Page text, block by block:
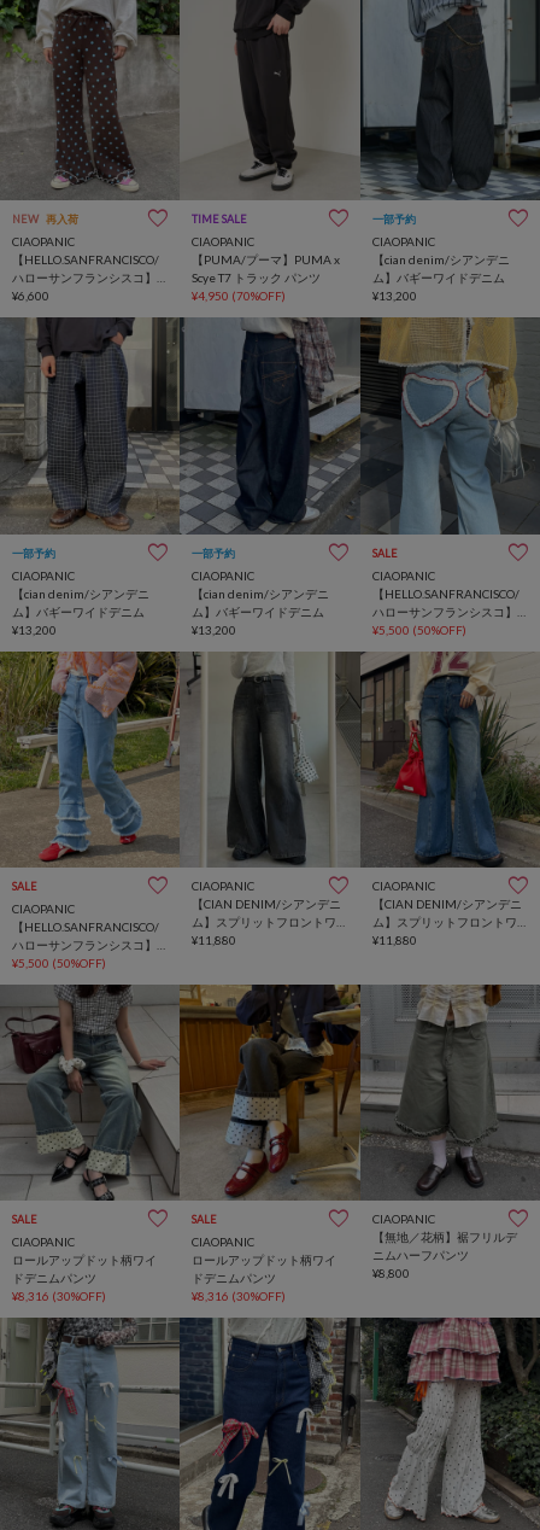
NEW 再入荷
CIAOPANIC
【HELLO.SANFRANCISCO/
ハローサンフランシスコ】
ドット柄ワッフルフレアパ
¥6,600
TIME SALE
CIAOPANIC
【PUMA/プーマ】PUMA x
Scye T7 トラック パンツ
¥4,950 (70%OFF)
一部予約
CIAOPANIC
【cian denim/シアンデニ
ム】バギーワイドデニム
¥13,200
一部予約
CIAOPANIC
【cian denim/シアンデニ
ム】バギーワイドデニム
¥13,200
一部予約
CIAOPANIC
【cian denim/シアンデニ
ム】バギーワイドデニム
¥13,200
SALE
CIAOPANIC
【HELLO.SANFRANCISCO/
ハローサンフランシスコ】
ハートポケットレースフレ
¥5,500 (50%OFF)
SALE
CIAOPANIC
【HELLO.SANFRANCISCO/
ハローサンフランシスコ】
裾フリルフレアデニム
¥5,500 (50%OFF)
CIAOPANIC
【CIAN DENIM/シアンデニ
ム】スプリットフロントワ
イドデニム
¥11,880
CIAOPANIC
【CIAN DENIM/シアンデニ
ム】スプリットフロントワ
イドデニム
¥11,880
SALE
CIAOPANIC
ロールアップドット柄ワイ
ドデニムパンツ
¥8,316 (30%OFF)
SALE
CIAOPANIC
ロールアップドット柄ワイ
ドデニムパンツ
¥8,316 (30%OFF)
CIAOPANIC
【無地／花柄】裾フリルデ
ニムハーフパンツ
¥8,800